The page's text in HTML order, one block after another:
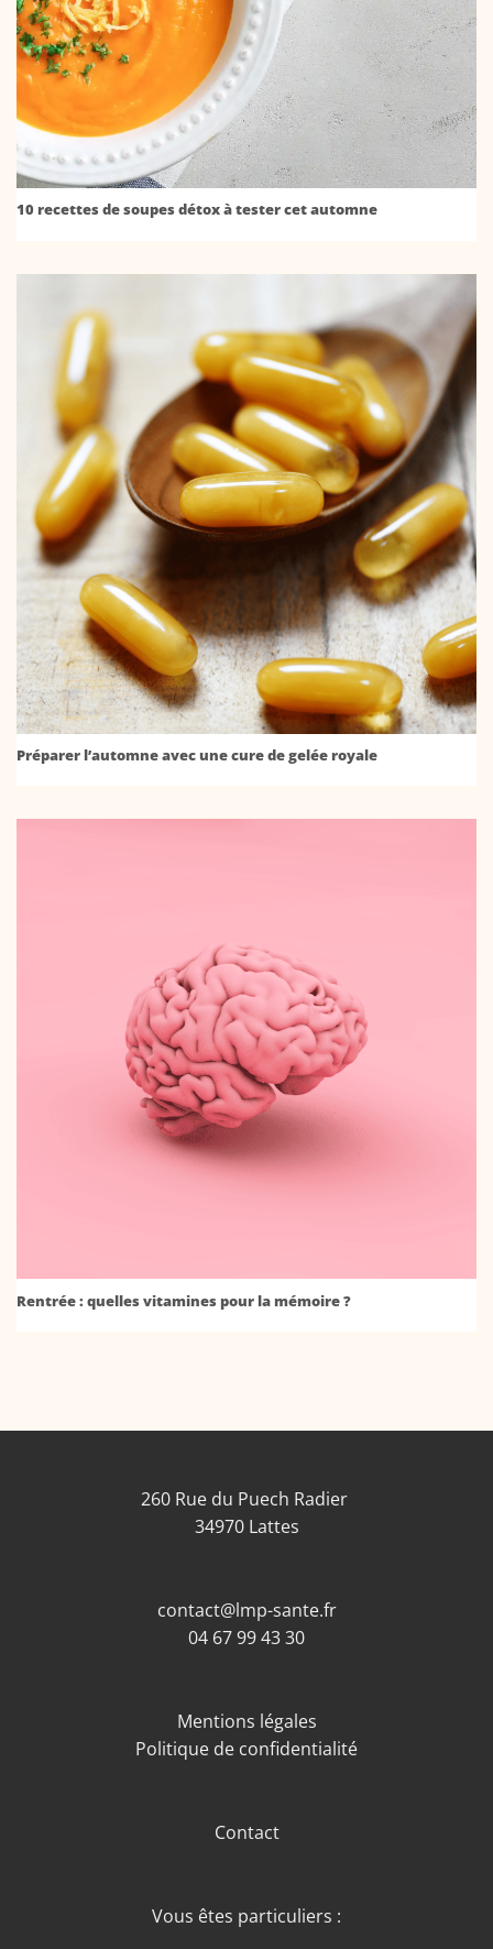
10 recettes de soupes détox à tester cet automne
Préparer l’automne avec une cure de gelée royale
Rentrée : quelles vitamines pour la mémoire ?
260 Rue du Puech Radier
34970 Lattes
contact@lmp-sante.fr
04 67 99 43 30
Mentions légales
Politique de confidentialité
Contact
Vous êtes particuliers :